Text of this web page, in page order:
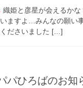
織姫と彦星が会えるか
ますよ…みんなの願い
ださいました […]
パひろばのお知